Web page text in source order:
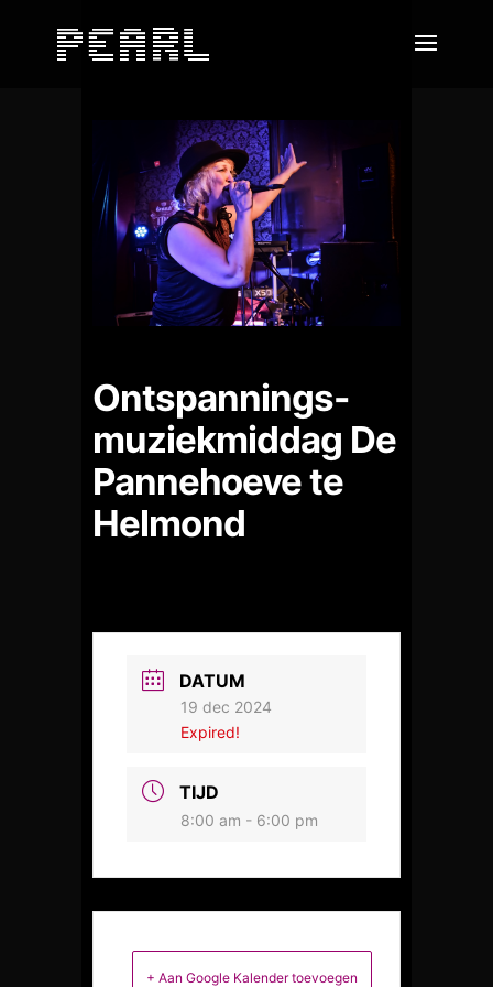
Ontspannings-
muziekmiddag De
Pannehoeve te
Helmond
DATUM
19 dec 2024
Expired!
TIJD
8:00 am - 6:00 pm
+ Aan Google Kalender toevoegen